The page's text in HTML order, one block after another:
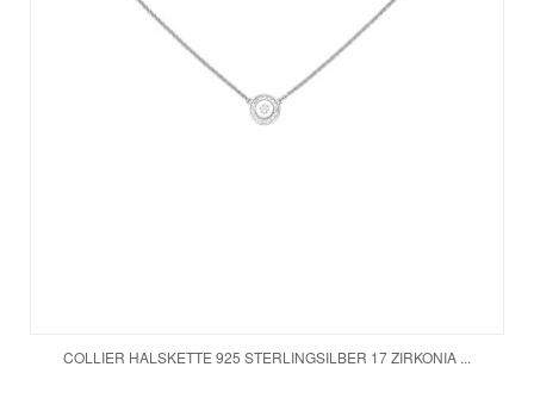
COLLIER HALSKETTE 925 STERLINGSILBER 17 ZIRKONIA ...